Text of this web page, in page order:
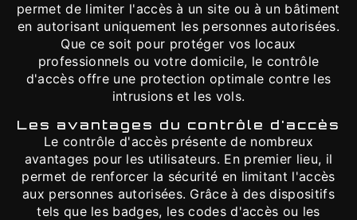
permet de limiter l'accès à un site ou à un bâtiment
en autorisant uniquement les personnes autorisées.
Que ce soit pour protéger vos locaux
professionnels ou votre domicile, le contrôle
d'accès offre une protection optimale contre les
intrusions et les vols.
Les avantages du contrôle d'accès
Le contrôle d'accès présente de nombreux
avantages pour les utilisateurs. En premier lieu, il
permet de renforcer la sécurité en limitant l'accès
aux personnes autorisées. Grâce à des dispositifs
tels que les badges, les codes d'accès ou les